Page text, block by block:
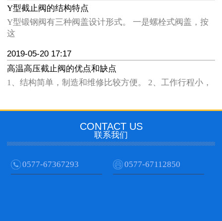
Y型截止阀的结构特点
Y型锻钢阀有三种阀盖设计形式。 一是螺栓式阀盖，按
这
2019-05-20 17:17
高温高压截止阀的优点和缺点
1、结构简单，制造和维修比较方便。 2、工作行程小，
CONTACT US
联系我们
0577-67367293 0577-67112850